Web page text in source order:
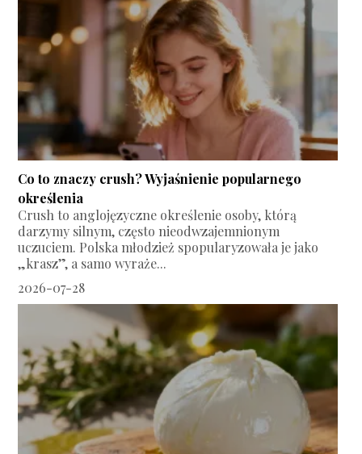
Co to znaczy crush? Wyjaśnienie popularnego
określenia
Crush to anglojęzyczne określenie osoby, którą
darzymy silnym, często nieodwzajemnionym
uczuciem. Polska młodzież spopularyzowała je jako
„krasz”, a samo wyraże...
2026-07-28